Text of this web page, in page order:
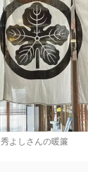
秀よしさんの暖簾